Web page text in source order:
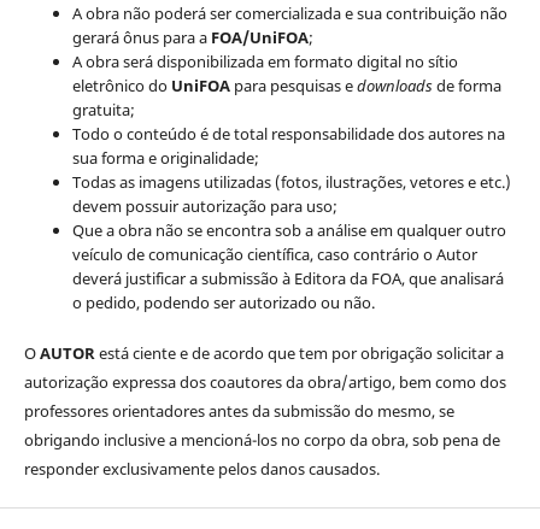
A obra não poderá ser comercializada e sua contribuição não
gerará ônus para a FOA/UniFOA;
A obra será disponibilizada em formato digital no sítio
eletrônico do UniFOApara pesquisas edownloadsde forma
gratuita;
Todo o conteúdo é de total responsabilidade dos autores na
sua forma e originalidade;
Todas as imagens utilizadas (fotos, ilustrações, vetores e etc.)
devem possuir autorização para uso;
Que a obra não se encontra sob a análise em qualquer outro
veículo de comunicação científica, caso contrário o Autor
deverá justificar a submissão à Editora da FOA, que analisará
o pedido, podendo ser autorizado ou não.
OAUTORestá ciente e de acordo que tem por obrigação solicitar a
autorização expressa dos coautores da obra/artigo, bem como dos
professores orientadores antes da submissão do mesmo, se
obrigando inclusive a mencioná-los no corpo da obra, sob pena de
responder exclusivamente pelos danos causados.